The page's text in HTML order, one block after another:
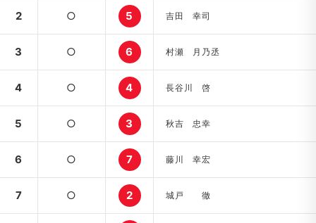
2 ○ 5 吉田 幸司
3 ○ 6 村瀬 月乃丞
4 ○ 4 長谷川 啓
5 ○ 3 秋吉 忠幸
6 ○ 7 藤川 幸宏
7 ○ 2 城戸 徹